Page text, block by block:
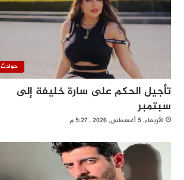
حوادث
تأجيل الحكم على سارة خليفة إلى
سبتمبر
الأربعاء, 5 أغسطس, 2026 , 5:27 م